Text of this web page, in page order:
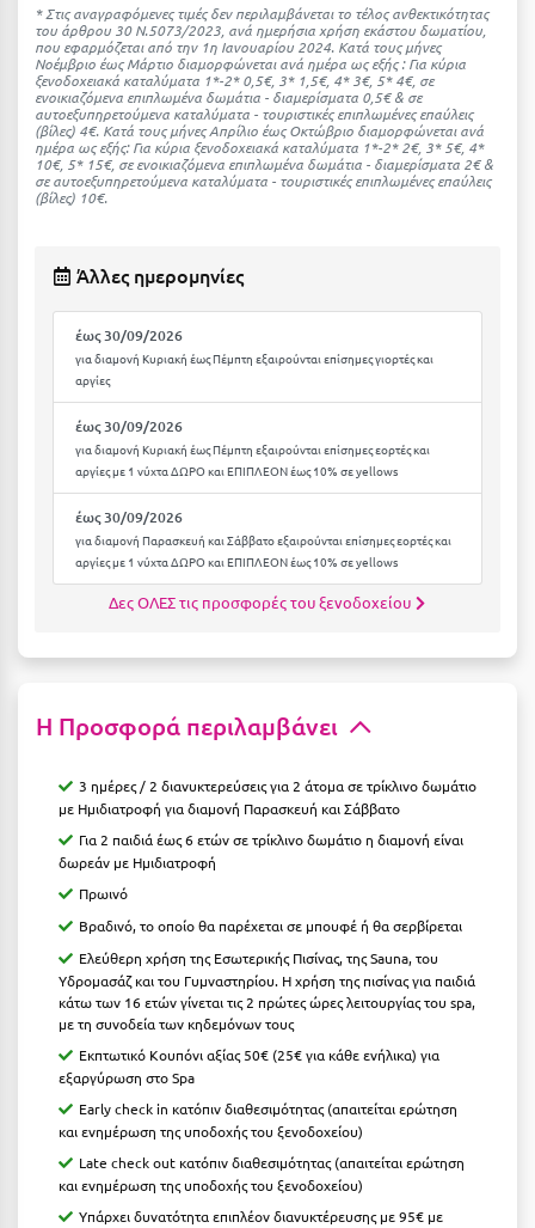
Κάρπαθος
Καρπενήσι
Κάρυστος
Κάσος
Καστοριά
Κέα - Τζιά
Κέρκυρα
Κοζάνη
Κοκκώνι Κορινθίας
Κόρινθος
Κορώνη
Κουρούτα Ηλείας
Κουφονήσια
Κρουαζιέρες
Κύθηρα
Κυλλήνη
Κύμη Ευβοίας
Κυπαρισσία
Κύπρος
* Στις αναγραφόμενες τιμές δεν περιλαμβάνεται το τέλος ανθεκτικότητας
του άρθρου 30 Ν.5073/2023, ανά ημερήσια χρήση εκάστου δωματίου,
που εφαρμόζεται από την 1η Ιανουαρίου 2024. Κατά τους μήνες
Νοέμβριο έως Μάρτιο διαμορφώνεται ανά ημέρα ως εξής : Για κύρια
ξενοδοχειακά καταλύματα 1*-2* 0,5€, 3* 1,5€, 4* 3€, 5* 4€, σε
ενοικιαζόμενα επιπλωμένα δωμάτια - διαμερίσματα 0,5€ & σε
αυτοεξυπηρετούμενα καταλύματα - τουριστικές επιπλωμένες επαύλεις
(βίλες) 4€. Kατά τους μήνες Απρίλιο έως Οκτώβριο διαμορφώνεται ανά
ημέρα ως εξής: Για κύρια ξενοδοχειακά καταλύματα 1*-2* 2€, 3* 5€, 4*
10€, 5* 15€, σε ενοικιαζόμενα επιπλωμένα δωμάτια - διαμερίσματα 2€ &
σε αυτοεξυπηρετούμενα καταλύματα - τουριστικές επιπλωμένες επαύλεις
(βίλες) 10€.
Άλλες ημερομηνίες
έως 30/09/2026
για διαμονή Κυριακή έως Πέμπτη εξαιρούνται επίσημες γιορτές και
αργίες
έως 30/09/2026
για διαμονή Κυριακή έως Πέμπτη εξαιρούνται επίσημες εορτές και
αργίες με 1 νύχτα ΔΩΡΟ και ΕΠΙΠΛΕΟΝ έως 10% σε yellows
έως 30/09/2026
για διαμονή Παρασκευή και Σάββατο εξαιρούνται επίσημες εορτές και
αργίες με 1 νύχτα ΔΩΡΟ και ΕΠΙΠΛΕΟΝ έως 10% σε yellows
Δες ΟΛΕΣ τις προσφορές του ξενοδοχείου
Η Προσφορά περιλαμβάνει
3 ημέρες / 2 διανυκτερεύσεις για 2 άτομα σε τρίκλινο δωμάτιο
με Ημιδιατροφή για διαμονή Παρασκευή και Σάββατο
Για 2 παιδιά έως 6 ετών σε τρίκλινο δωμάτιο η διαμονή είναι
δωρεάν με Ημιδιατροφή
Πρωινό
Βραδινό, το οποίο θα παρέχεται σε μπουφέ ή θα σερβίρεται
Ελεύθερη χρήση της Εσωτερικής Πισίνας, της Sauna, του
Υδρομασάζ και του Γυμναστηρίου. Η χρήση της πισίνας για παιδιά
κάτω των 16 ετών γίνεται τις 2 πρώτες ώρες λειτουργίας του spa,
με τη συνοδεία των κηδεμόνων τους
Εκπτωτικό Κουπόνι αξίας 50€ (25€ για κάθε ενήλικα) για
εξαργύρωση στο Spa
Early check in κατόπιν διαθεσιμότητας (απαιτείται ερώτηση
και ενημέρωση της υποδοχής του ξενοδοχείου)
Late check out κατόπιν διαθεσιμότητας (απαιτείται ερώτηση
και ενημέρωση της υποδοχής του ξενοδοχείου)
Υπάρχει δυνατότητα επιπλέον διανυκτέρευσης με 95€ με